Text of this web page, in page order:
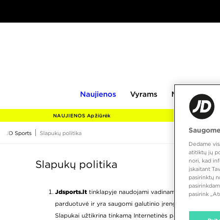
Naujienos Vyrams
Moterims
Moterims
NAUJIENOS Apžiūrėk
JD Sports Slapukų politika
Slapukų politika
Jdsports.lt tinklapyje naudojami vadinamieji slapukai ir
parduotuvė ir yra saugomi galutinio įrenginio (pvz.,
Slapukai užtikrina tinkamą Internetinės parduotuvės
Dedame
atitiktų jų
nori, kad
įskaitant
pasirinktų
pasirink